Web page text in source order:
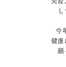
今
健康
願